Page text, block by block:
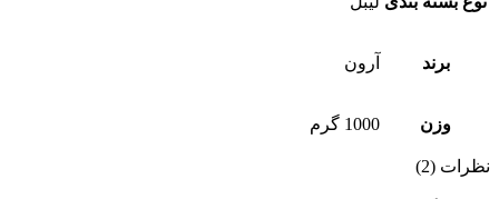
برند آرون
وزن 1000 گرم
نظرات (2)